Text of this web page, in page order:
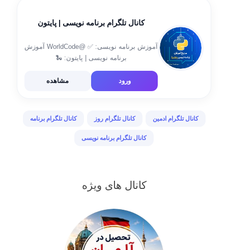
کانال تلگرام برنامه نویسی | پایتون
آموزش برنامه نویسی: ✅ @WorldCode آموزش
برنامه نویسی | پایتون: 🐍
پایتون: 🗨 @Group_PyDev
ورود مشاهده
کانال تلگرام ادمین کانال تلگرام روز کانال تلگرام برنامه
کانال تلگرام برنامه نویسی
کانال های ویژه